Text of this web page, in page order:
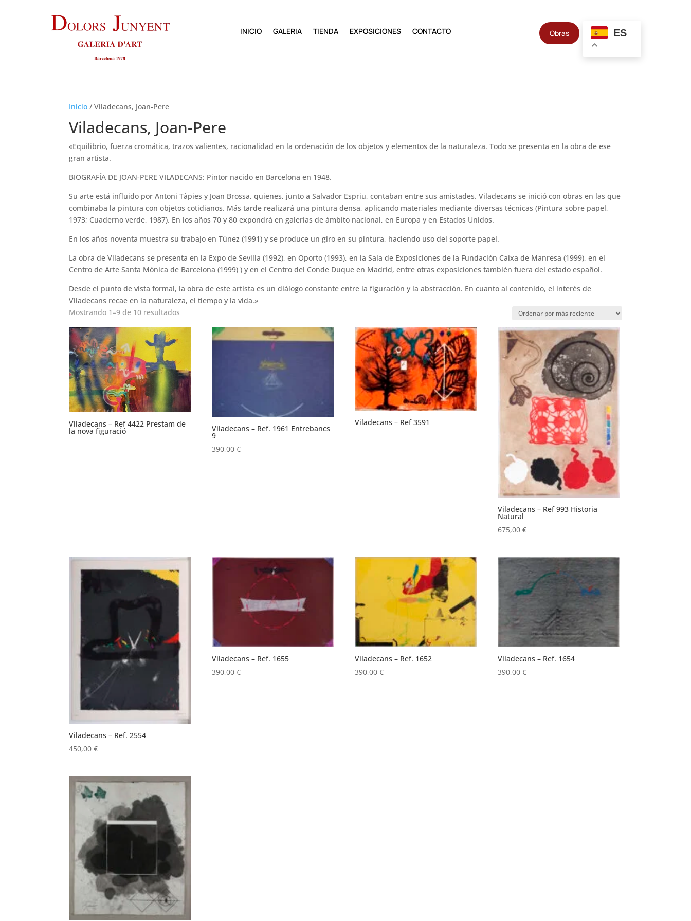
INICIO GALERIA TIENDA EXPOSICIONES CONTACTO Obras ES
Inicio /Viladecans, Joan-Pere
Viladecans, Joan-Pere
«Equilibrio, fuerza cromática, trazos valientes, racionalidad en la ordenación de los objetos y elementos de la naturaleza. Todo se presenta en la obra de ese
gran artista.
BIOGRAFÍA DE JOAN-PERE VILADECANS: Pintor nacido en Barcelona en 1948.
Su arte está influido por Antoni Tàpies y Joan Brossa, quienes, junto a Salvador Espriu, contaban entre sus amistades. Viladecans se inició con obras en las que
combinaba la pintura con objetos cotidianos. Más tarde realizará una pintura densa, aplicando materiales mediante diversas técnicas (Pintura sobre papel,
1973; Cuaderno verde, 1987). En los años 70 y 80 expondrá en galerías de ámbito nacional, en Europa y en Estados Unidos.
En los años noventa muestra su trabajo en Túnez (1991) y se produce un giro en su pintura, haciendo uso del soporte papel.
La obra de Viladecans se presenta en la Expo de Sevilla (1992), en Oporto (1993), en la Sala de Exposiciones de la Fundación Caixa de Manresa (1999), en el
Centro de Arte Santa Mónica de Barcelona (1999) ) y en el Centro del Conde Duque en Madrid, entre otras exposiciones también fuera del estado español.
Desde el punto de vista formal, la obra de este artista es un diálogo constante entre la figuración y la abstracción. En cuanto al contenido, el interés de
Viladecans recae en la naturaleza, el tiempo y la vida.»
Mostrando 1–9 de 10 resultados
Viladecans – Ref 4422 Prestam de
la nova figuració Viladecans – Ref. 1961 Entrebancs
9
390,00€
Viladecans – Ref 3591
Viladecans – Ref 993 Historia
Natural
675,00€
Viladecans – Ref. 2554
450,00€
Viladecans – Ref. 1655
390,00€
Viladecans – Ref. 1652
390,00€
Viladecans – Ref. 1654
390,00€